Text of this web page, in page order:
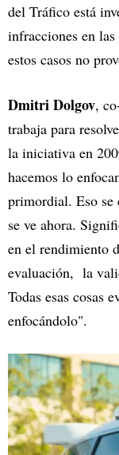
del Tráfico está
infracciones en
estos casos no
Dmitri Dolgov,
trabaja para
la iniciativa en
hacemos lo
primordial. Eso se
se ve ahora.
en el rendimiento
evaluación, la
Todas esas cosas
enfocándolo".